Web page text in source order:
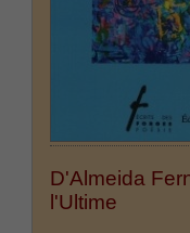
D'Almeida
l'Ultime